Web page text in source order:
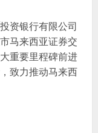
资银行有限公司
马来西亚证券交
重要里程碑前进
致力推动马来西